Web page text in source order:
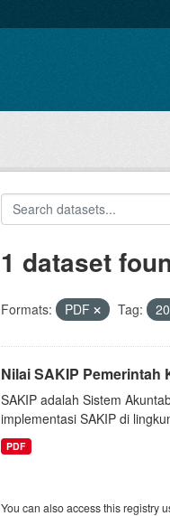
1 dataset
Formats: PDF Tag:
Nilai SAKIP Pemerintah
SAKIP adalah Sistem
implementasi SAKIP di
PDF
You can also access this registry